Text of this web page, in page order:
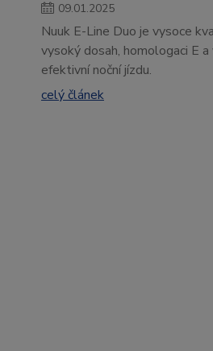
09.01.2025
Nuuk E-Line Duo je vysoce
vysoký dosah, homologaci E
efektivní noční jízdu.
celý článek